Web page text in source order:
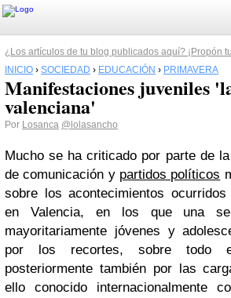
¿Los artículos de tu blog publicados aquí? ¡Propón
INICIO › SOCIEDAD › EDUCACIÓN › PRIMAVERA
Manifestaciones juveniles
valenciana'
Por Losanca @lolasancho
Mucho se ha criticado por parte de
de comunicación y partidos políticos
sobre los acontecimientos
en Valencia, en los que una
mayoritariamente jóvenes y
por los recortes, sobre todo
posteriormente también por las
ello conocido internacionalmente